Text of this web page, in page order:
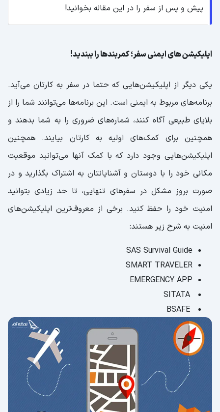
پیش و پس از سفر را در این مقاله بخوانید!
اپلیکیشن های ایمنی سفر؛ کمربندها را ببندید!
یکی دیگر از اپلیکیشن‌هایی که حتما در سفر به کارتان می‌آید.
برنامه‌های مربوط به ایمنی است. این برنامه‌ها می‌توانند شما را از
بلایای طبیعی آگاه کنند، شماره‌های ضروری را به شما بدهند و
همچنین برای کمک‌های اولیه به کارتان بیایند. همچنین
اپلیکیشن‌هایی وجود دارد که با کمک آنها می‌توانید موقعیت
مکانی خود را با دوستان و آشنایانتان به اشتراک بگذارید و در
صورت بروز مشکل در سفرهای تنهایی، تا حد زیادی بتوانید
امنیت خود را حفظ کنید. برخی از معروف‌ترین اپلیکیشن‌های
امنیت به شرح زیر هستند:
SAS Survival Guide
SMART TRAVELER
EMERGENCY APP